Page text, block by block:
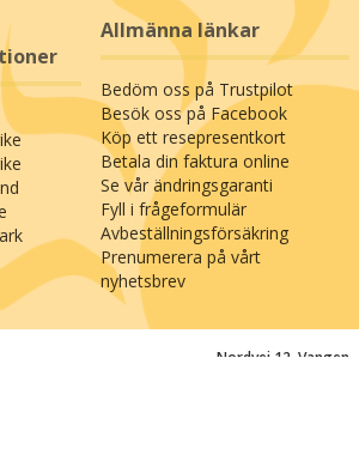
Allmänna länkar
Bedöm oss på Trustpilot
Besök oss på Facebook
Köp ett resepresentkort
Betala din faktura online
Se vår ändringsgaranti
Fyll i frågeformulär
Avbeställningsförsäkring
Prenumerera på vårt
nyhetsbrev
Nordvej 12, Vangen